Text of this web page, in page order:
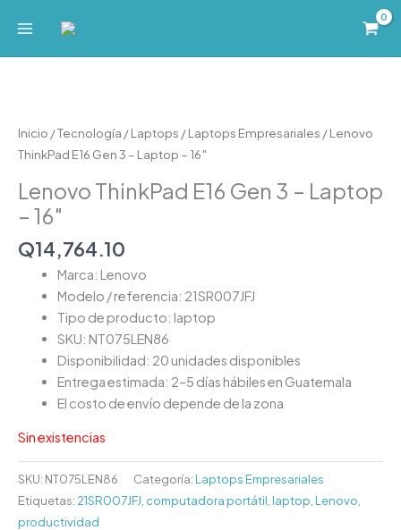
Inicio /Tecnología /Laptops /Laptops Empresariales / Lenovo
ThinkPad E16 Gen 3 – Laptop – 16″
Lenovo ThinkPad E16 Gen 3 – Laptop
– 16″
Q14,764.10
Marca: Lenovo
Modelo / referencia: 21SR007JFJ
Tipo de producto: laptop
SKU: NT075LEN86
Disponibilidad: 20 unidades disponibles
Entrega estimada: 2–5 días hábiles en Guatemala
El costo de envío depende de la zona
Sin existencias
SKU: NT075LEN86 Categoría: Laptops Empresariales
Etiquetas: 21SR007JFJ computadora portátil laptop Lenovo
productividad